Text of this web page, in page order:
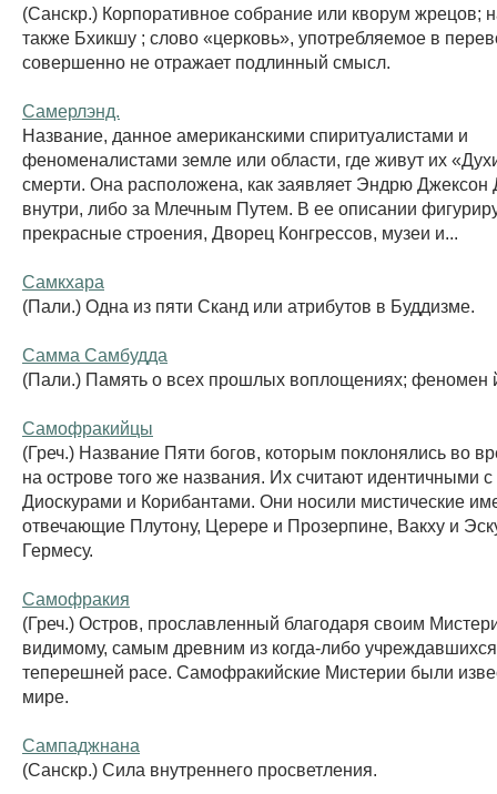
(Санскр.) Корпоративное собрание или кворум жрецов;
также Бхикшу ; слово «церковь», употребляемое в
совершенно не отражает подлинный смысл.
Самерлэнд.
Название, данное американскими спиритуалистами и
феноменалистами земле или области, где живут их
смерти. Она расположена, как заявляет Эндрю Джексон
внутри, либо за Млечным Путем. В ее описании
прекрасные строения, Дворец Конгрессов, музеи и...
Самкхара
(Пали.) Одна из пяти Сканд или атрибутов в Буддизме.
Самма Самбудда
(Пали.) Память о всех прошлых воплощениях; феномен
Самофракийцы
(Греч.) Название Пяти богов, которым поклонялись во
на острове того же названия. Их считают идентичными
Диоскурами и Корибантами. Они носили мистические
отвечающие Плутону, Церере и Прозерпине, Вакху и
Гермесу.
Самофракия
(Греч.) Остров, прославленный благодаря своим
видимому, самым древним из когда-либо
теперешней расе. Самофракийские Мистерии были
мире.
Сампаджнана
(Санскр.) Сила внутреннего просветления.